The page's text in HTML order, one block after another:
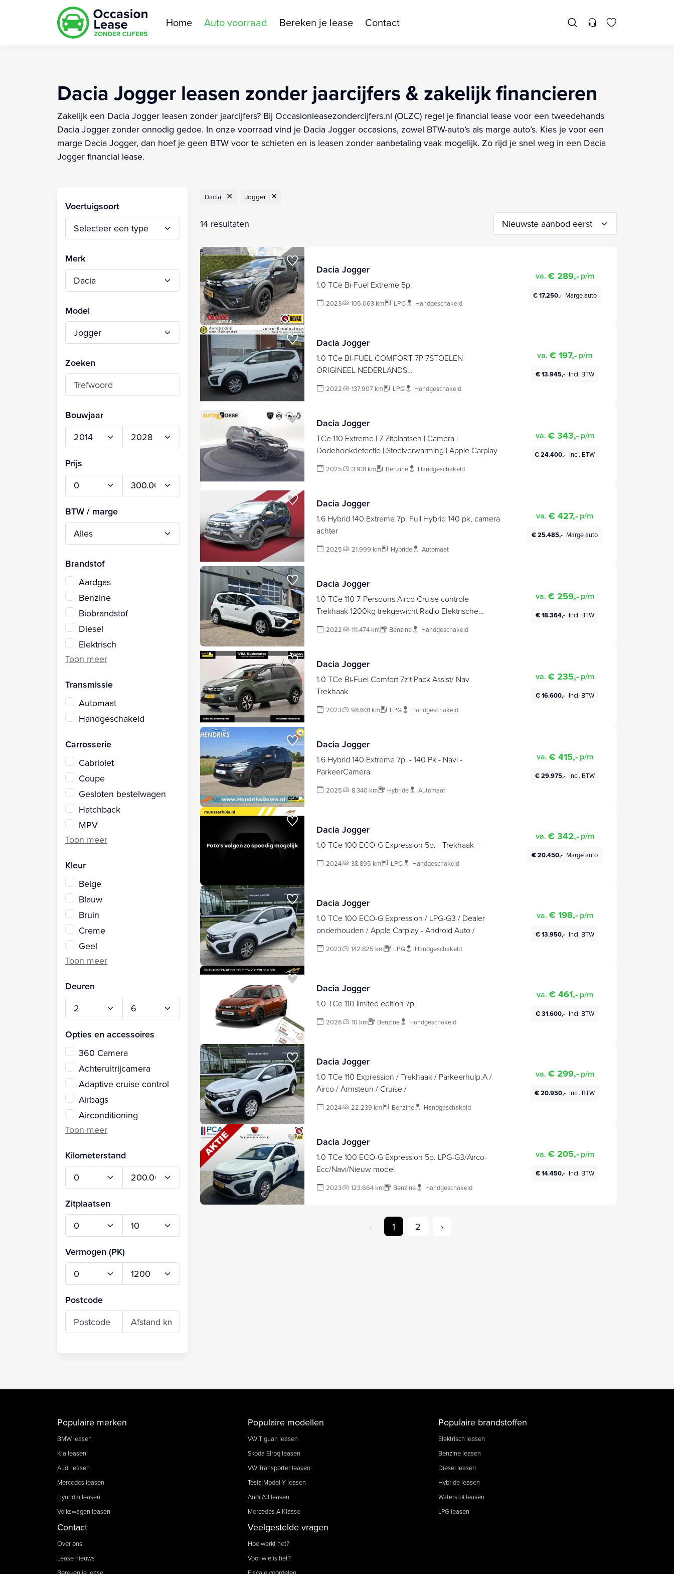
Home Auto voorraad Bereken je lease Contact
Dacia Jogger leasen zonder jaarcijfers & zakelijk financieren
Zakelijk een Dacia Jogger leasen zonder jaarcijfers? Bij Occasionleasezondercijfers.nl (OLZC) regel je financial lease voor een tweedehands
Dacia Jogger zonder onnodig gedoe. In onze voorraad vind je Dacia Jogger occasions, zowel BTW-auto’s als marge auto’s. Kies je voor een
marge Dacia Jogger, dan hoef je geen BTW voor te schieten en is leasen zonder aanbetaling vaak mogelijk. Zo rijd je snel weg in een Dacia
Jogger financial lease.
Voertuigsoort
Merk
Model
Zoeken
Bouwjaar
Prijs
BTW / marge
Brandstof
Aardgas
Benzine
Biobrandstof
Diesel
Elektrisch
Transmissie
Automaat
Handgeschakeld
Carrosserie
Cabriolet
Coupe
Gesloten bestelwagen
Hatchback
MPV
Kleur
Beige
Blauw
Bruin
Creme
Geel
Deuren
Opties en accessoires
360 Camera
Achteruitrijcamera
Adaptive cruise control
Airbags
Airconditioning
Kilometerstand
Zitplaatsen
Vermogen (PK)
Postcode
Dacia Jogger
14 resultaten
Dacia Jogger
1.0 TCe Bi-Fuel Extreme 5p.
2023 105.063 km LPG Handgeschakeld
va. € 289,- p/m
€ 17.250,- Marge auto
Dacia Jogger
1.0 TCe BI-FUEL COMFORT 7P 7STOELEN
ORIGINEEL NEDERLANDS
CRUISECONTROL BLUETOOTH
ELECTR.RAMEN/SPIEGELS
2022 137.907 km LPG Handgeschakeld
va. € 197,- p/m
€ 13.945,- Incl. BTW
Dacia Jogger
TCe 110 Extreme | 7 Zitplaatsen | Camera |
Dodehoekdetectie | Stoelverwarming | Apple Carplay
2025 3.931 km Benzine Handgeschakeld
va. € 343,- p/m
€ 24.400,- Incl. BTW
Dacia Jogger
1.6 Hybrid 140 Extreme 7p. Full Hybrid 140 pk, camera
achter
2025 21.999 km Hybride Automaat
va. € 427,- p/m
€ 25.485,- Marge auto
Dacia Jogger
1.0 TCe 110 7-Persoons Airco Cruise controle
Trekhaak 1200kg trekgewicht Radio Elektrische
2022 111.474 km Benzine Handgeschakeld
va. € 259,- p/m
€ 18.364,- Incl. BTW
Dacia Jogger
1.0 TCe Bi-Fuel Comfort 7zit Pack Assist/ Nav
Trekhaak
2023 98.601 km LPG Handgeschakeld
va. € 235,- p/m
€ 16.600,- Incl. BTW
Dacia Jogger
1.6 Hybrid 140 Extreme 7p. - 140 Pk - Navi -
ParkeerCamera
2025 8.340 km Hybride Automaat
va. € 415,- p/m
€ 29.975,- Incl. BTW
Dacia Jogger
1.0 TCe 100 ECO-G Expression 5p. - Trekhaak -
2024 38.895 km LPG Handgeschakeld
va. € 342,- p/m
€ 20.450,- Marge auto
Dacia Jogger
1.0 TCe 100 ECO-G Expression / LPG-G3 / Dealer
onderhouden / Apple Carplay - Android Auto /
2023 142.825 km LPG Handgeschakeld
va. € 198,- p/m
€ 13.950,- Incl. BTW
Dacia Jogger
1.0 TCe 110 limited edition 7p.
2026 10 km Benzine Handgeschakeld
va. € 461,- p/m
€ 31.600,- Incl. BTW
Dacia Jogger
1.0 TCe 110 Expression / Trekhaak / Parkeerhulp.A /
Airco / Armsteun / Cruise /
2024 22.239 km Benzine Handgeschakeld
va. € 299,- p/m
€ 20.950,- Incl. BTW
Dacia Jogger
1.0 TCe 100 ECO-G Expression 5p. LPG-G3/Airco-
Ecc/Navi/Nieuw model
2023 123.664 km Benzine Handgeschakeld
va. € 205,- p/m
€ 14.450,- Incl. BTW
‹ 1 2 ›
Populaire merken
BMW leasen
Kia leasen
Audi leasen
Mercedes leasen
Hyundai leasen
Volkswagen leasen
Populaire modellen
VW Tiguan leasen
Skoda Elroq leasen
VW Transporter leasen
Tesla Model Y leasen
Audi A3 leasen
Mercedes A Klasse
Populaire brandstoffen
Elektrisch leasen
Benzine leasen
Diesel leasen
Hybride leasen
Waterstof leasen
LPG leasen
Contact
Over ons
Lease nieuws
Veelgestelde vragen
Hoe werkt het?
Voor wie is het?